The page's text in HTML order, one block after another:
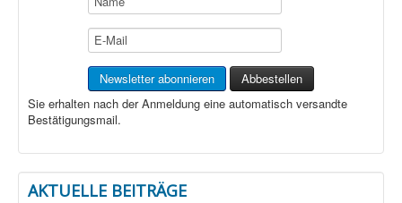
Sie erhalten nach der Anmeldung eine automatisch versandte
Bestätigungsmail.
AKTUELLE BEITRÄGE